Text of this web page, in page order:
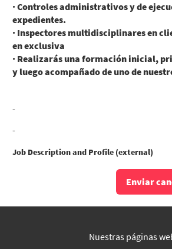
· Controles administrativos y de
expedientes.
· Inspectores multidisciplinares en
en exclusiva
· Realizarás una formación inicial,
y luego acompañado de uno de
-
-
Job Description and Profile (external)
Enviar
Nuestras páginas